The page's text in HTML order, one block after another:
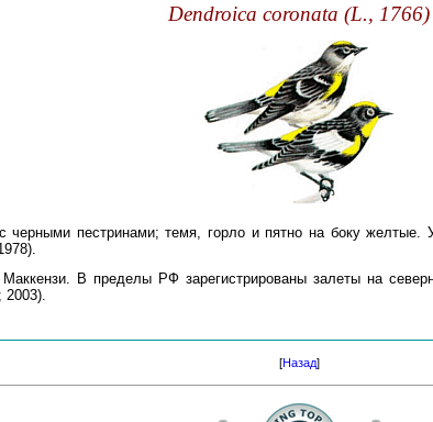
Dendroica coronata (L., 1766)
черными пестринами; темя, горло и пятно на боку
В пределы РФ зарегистрированы залеты на
[Назад]